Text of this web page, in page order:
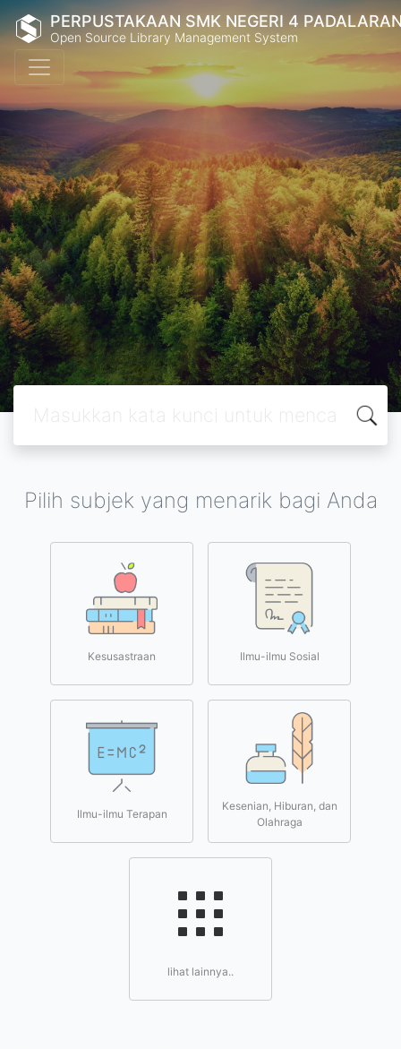
PERPUSTAKAAN SMK NEGERI 4
Open Source Library Management System
Pilih subjek yang menarik bagi Anda
Kesusastraan Ilmu-ilmu Sosial
Ilmu-ilmu Terapan
Kesenian, Hiburan, dan
Olahraga
lihat lainnya..